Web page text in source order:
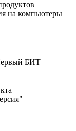
на компьютеры
БИТ